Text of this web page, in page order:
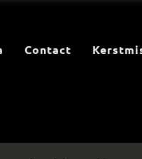
Contact